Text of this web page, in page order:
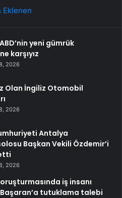
Eklenen
yeni gümrük
karşıyız
2026
Olan İngiliz Otomobil
2026
Antalya
Başkan Vekili Özdemir’i
2026
iş insanı
Başaran’a tutuklama talebi